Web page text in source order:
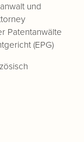
und
Patentanwälte
(EPG)